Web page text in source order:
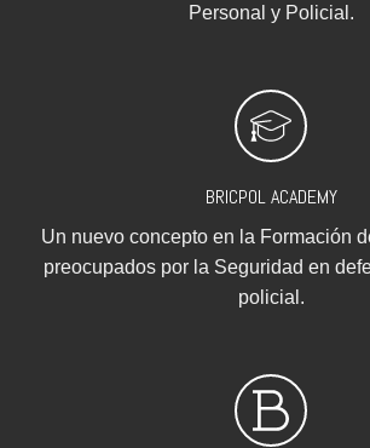
Personal y Policial.
BRICPOL ACADEMY
Un nuevo concepto en la Formación
preocupados por la Seguridad en
policial.